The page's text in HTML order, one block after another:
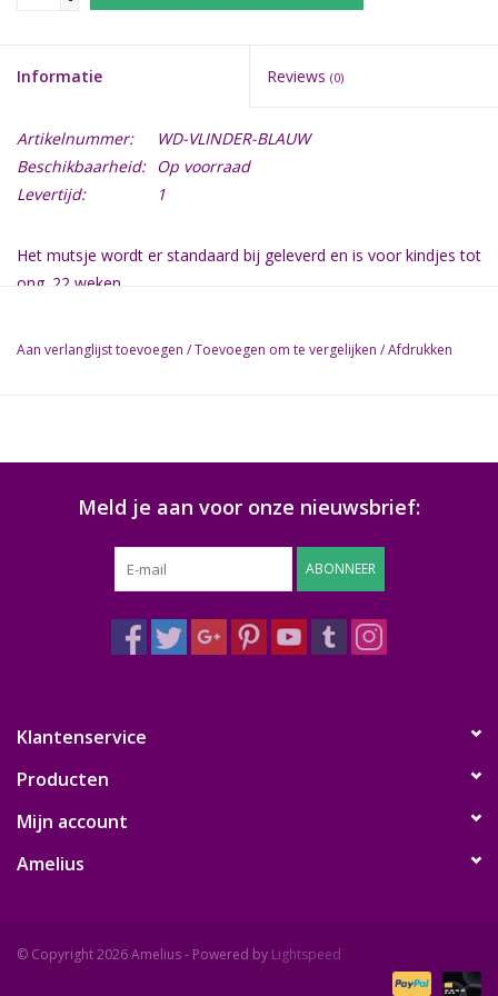
Informatie Reviews (0)
Artikelnummer:
WD-VLINDER-BLAUW
Beschikbaarheid: Op voorraad
Levertijd:
1
Het mutsje wordt er standaard bij geleverd en is voor kindjes tot
ong. 22 weken.
Aan verlanglijst toevoegen /Toevoegen om te vergelijken /Afdrukken
Meld je aan voor onze nieuwsbrief:
ABONNEER
Klantenservice
Producten
Mijn account
Amelius
© Copyright 2026 Amelius - Powered by Lightspeed